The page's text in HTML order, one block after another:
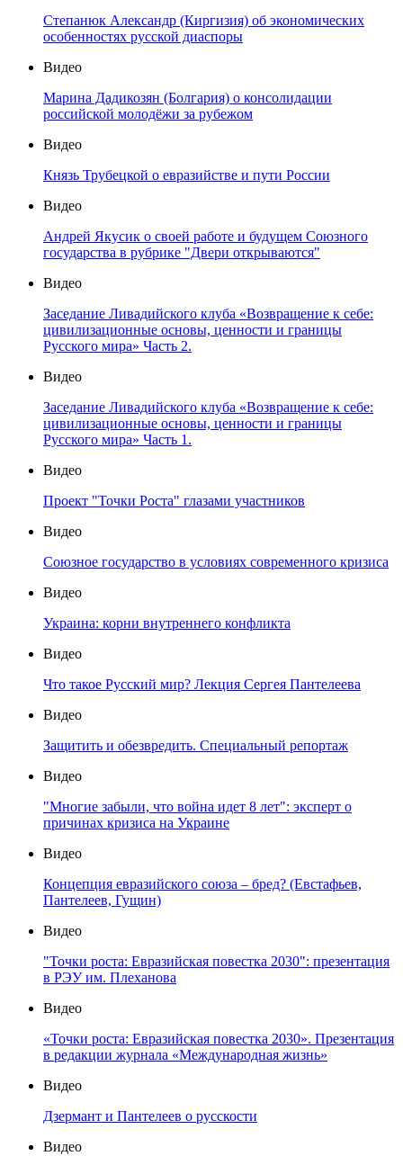
Степанюк Александр (Киргизия) об экономических
особенностях русской диаспоры
Видео
Марина Дадикозян (Болгария) о консолидации
российской молодёжи за рубежом
Видео
Князь Трубецкой о евразийстве и пути России
Видео
Андрей Якусик о своей работе и будущем Союзного
государства в рубрике "Двери открываются"
Видео
Заседание Ливадийского клуба «Возвращение к себе:
цивилизационные основы, ценности и границы
Русского мира» Часть 2.
Видео
Заседание Ливадийского клуба «Возвращение к себе:
цивилизационные основы, ценности и границы
Русского мира» Часть 1.
Видео
Проект "Точки Роста" глазами участников
Видео
Союзное государство в условиях современного кризиса
Видео
Украина: корни внутреннего конфликта
Видео
Что такое Русский мир? Лекция Сергея Пантелеева
Видео
Защитить и обезвредить. Специальный репортаж
Видео
"Многие забыли, что война идет 8 лет": эксперт о
причинах кризиса на Украине
Видео
Концепция евразийского союза – бред? (Евстафьев,
Пантелеев, Гущин)
Видео
"Точки роста: Евразийская повестка 2030": презентация
в РЭУ им. Плеханова
Видео
«Точки роста: Евразийская повестка 2030». Презентация
в редакции журнала «Международная жизнь»
Видео
Дзермант и Пантелеев о русскости
Видео